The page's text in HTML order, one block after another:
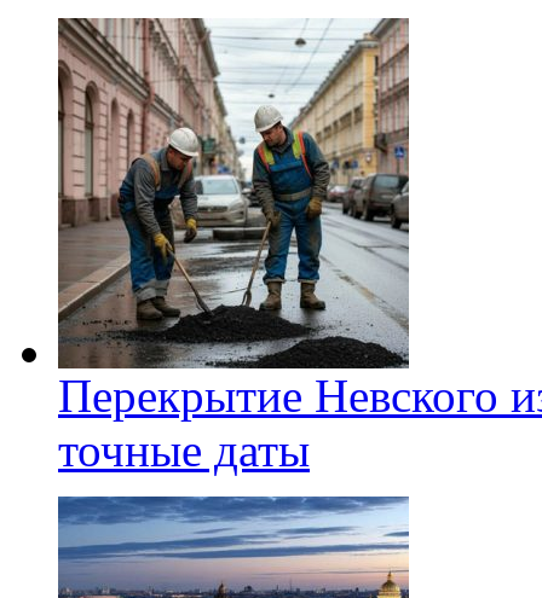
Перекрытие Невского
точные даты